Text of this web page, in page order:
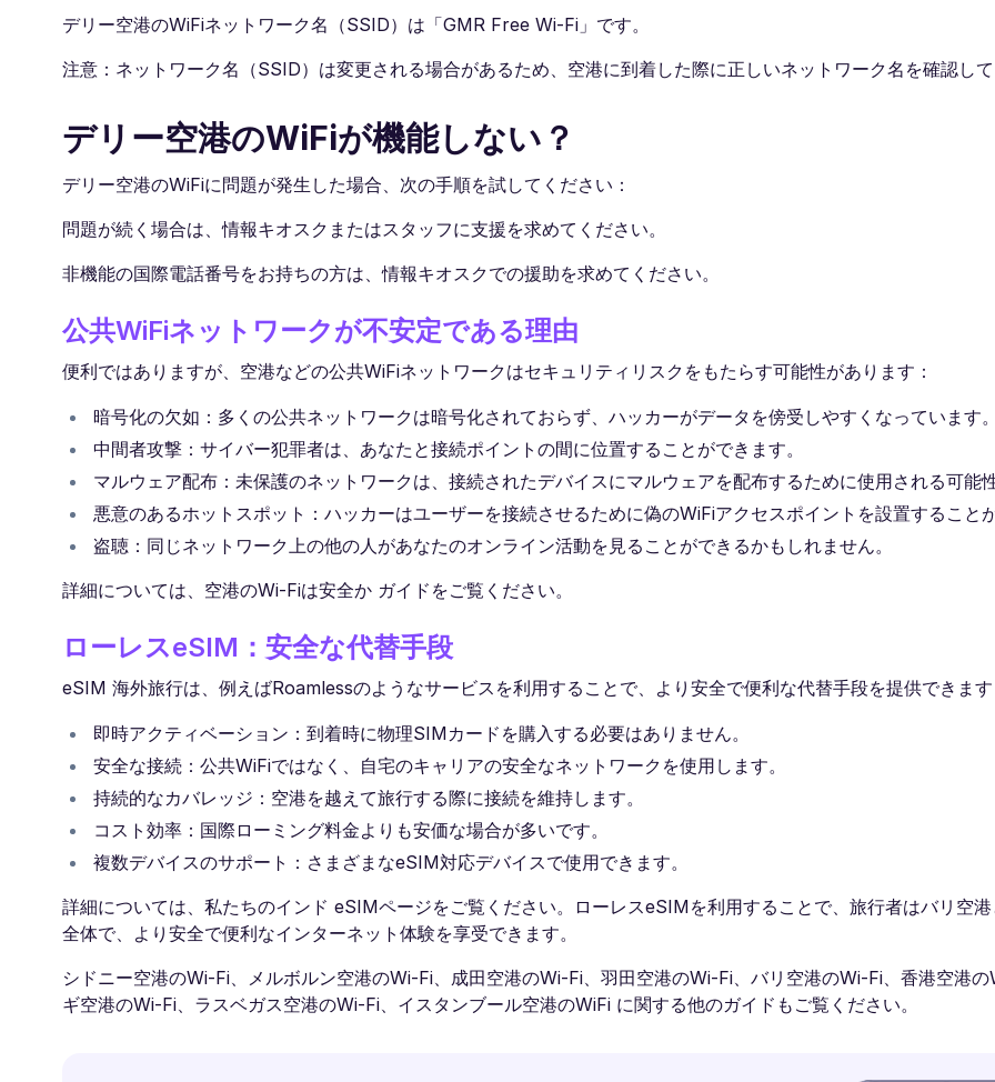
デリー空港のWiFiネットワーク名（SSID）は「GMR Free Wi-Fi」です。
注意：ネットワーク名（SSID）は変更される場合があるため、空港に到着した際に正しいネットワーク名を確認して
デリー空港のWiFiが機能しない？
デリー空港のWiFiに問題が発生した場合、次の手順を試してください：
問題が続く場合は、情報キオスクまたはスタッフに支援を求めてください。
非機能の国際電話番号をお持ちの方は、情報キオスクでの援助を求めてください。
公共WiFiネットワークが不安定である理由
便利ではありますが、空港などの公共WiFiネットワークはセキュリティリスクをもたらす可能性があります：
暗号化の欠如：多くの公共ネットワークは暗号化されておらず、ハッカーがデータを傍受しやすくなっています。
中間者攻撃：サイバー犯罪者は、あなたと接続ポイントの間に位置することができます。
マルウェア配布：未保護のネットワークは、接続されたデバイスにマルウェアを配布するために使用される可能
悪意のあるホットスポット：ハッカーはユーザーを接続させるために偽のWiFiアクセスポイントを設置することが
盗聴：同じネットワーク上の他の人があなたのオンライン活動を見ることができるかもしれません。
詳細については、空港のWi-Fiは安全か ガイドをご覧ください。
ローレスeSIM：安全な代替手段
eSIM 海外旅行は、例えばRoamlessのようなサービスを利用することで、より安全で便利な代替手段を提供できます
即時アクティベーション：到着時に物理SIMカードを購入する必要はありません。
安全な接続：公共WiFiではなく、自宅のキャリアの安全なネットワークを使用します。
持続的なカバレッジ：空港を越えて旅行する際に接続を維持します。
コスト効率：国際ローミング料金よりも安価な場合が多いです。
複数デバイスのサポート：さまざまなeSIM対応デバイスで使用できます。
詳細については、私たちのインド eSIMページをご覧ください。ローレスeSIMを利用することで、旅行者はバリ空
全体で、より安全で便利なインターネット体験を享受できます。
シドニー空港のWi-Fi、メルボルン空港のWi-Fi、成田空港のWi-Fi、羽田空港のWi-Fi、バリ空港のWi-Fi、香港空港
ギ空港のWi-Fi、ラスベガス空港のWi-Fi、イスタンブール空港のWiFi に関する他のガイドもご覧ください。